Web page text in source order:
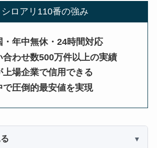
シロアリ110番の強み
・年中無休・24時間対応
合わせ数500万件以上の実績
上場企業で信用できる
で圧倒的最安値を実現